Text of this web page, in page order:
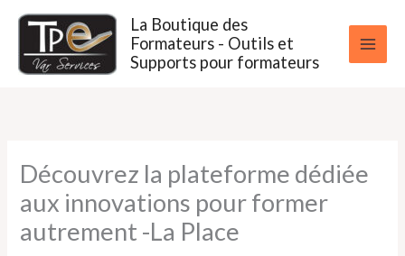
contenu
La Boutique des
Formateurs - Outils et
Supports pour formateurs
Découvrez la plateforme dédiée
aux innovations pour former
autrement -La Place